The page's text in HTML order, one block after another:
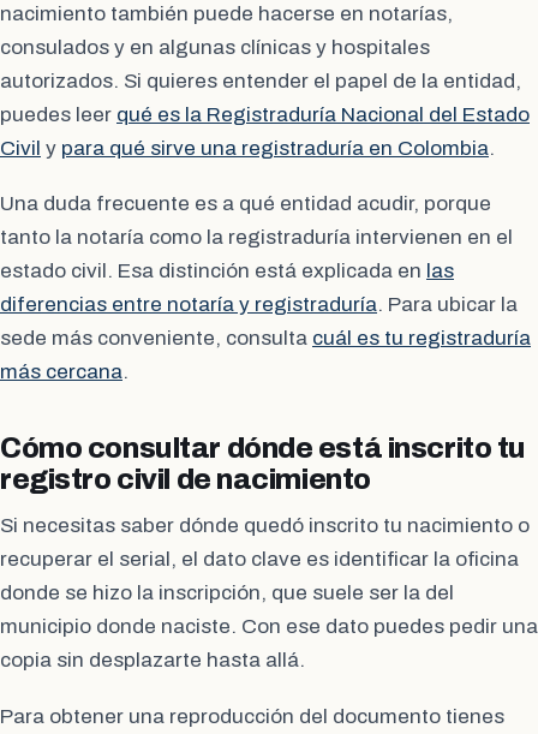
nacimiento también puede hacerse en notarías,
consulados y en algunas clínicas y hospitales
autorizados. Si quieres entender el papel de la entidad,
puedes leer qué es la Registraduría Nacional del Estado
Civil y para qué sirve una registraduría en Colombia.
Una duda frecuente es a qué entidad acudir, porque
tanto la notaría como la registraduría intervienen en el
estado civil. Esa distinción está explicada en las
diferencias entre notaría y registraduría. Para ubicar la
sede más conveniente, consulta cuál es tu registraduría
más cercana.
Cómo consultar dónde está inscrito tu
registro civil de nacimiento
Si necesitas saber dónde quedó inscrito tu nacimiento o
recuperar el serial, el dato clave es identificar la oficina
donde se hizo la inscripción, que suele ser la del
municipio donde naciste. Con ese dato puedes pedir una
copia sin desplazarte hasta allá.
Para obtener una reproducción del documento tienes